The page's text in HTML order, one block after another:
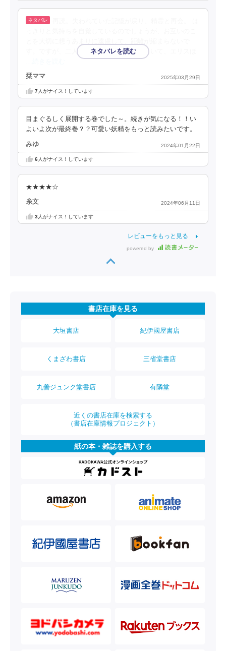
す。ですが、二人を見守り応援する友人もいて、エリスほ
栞ママ 2025年03月29日
7人がナイス！しています
目まぐるしく展開する巻でした～。続きが気になる！！い
よいよ次が最終巻？？可愛い妖精をもっと読みたいです。
みゆ 2024年01月22日
6人がナイス！しています
★★★★☆
糸文 2024年06月11日
3人がナイス！しています
レビューをもっと見る
powered by
書店在庫を見る
大垣書店 紀伊國屋書店
くまざわ書店 三省堂書店
丸善ジュンク堂書店 有隣堂
近くの書店在庫を検索する
（書店在庫情報プロジェクト）
紙の本・雑誌を購入する